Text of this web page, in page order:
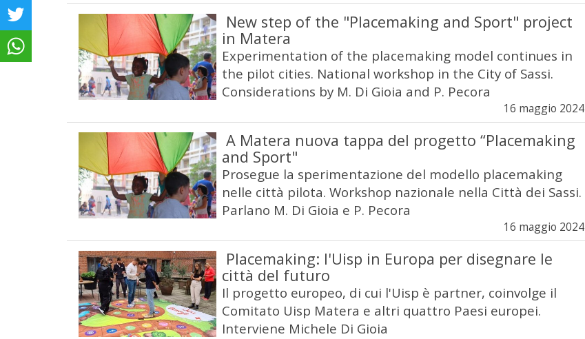
New step of the "Placemaking and Sport" project
in Matera
Experimentation of the placemaking model continues in
the pilot cities. National workshop in the City of Sassi.
Considerations by M. Di Gioia and P. Pecora
16 maggio 2024
A Matera nuova tappa del progetto “Placemaking
and Sport"
Prosegue la sperimentazione del modello placemaking
nelle città pilota. Workshop nazionale nella Città dei Sassi.
Parlano M. Di Gioia e P. Pecora
16 maggio 2024
Placemaking: l'Uisp in Europa per disegnare le
città del futuro
Il progetto europeo, di cui l'Uisp è partner, coinvolge il
Comitato Uisp Matera e altri quattro Paesi europei.
Interviene Michele Di Gioia